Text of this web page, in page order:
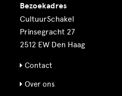
Bezoekadres
CultuurSchakel
Prinsegracht 27
2512 EW Den Haag
Contact
Over ons